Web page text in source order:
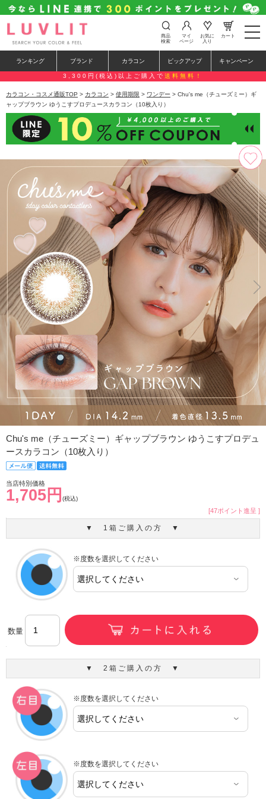
t
o
e
n
a
a
i
o
n
商品
検索
マイ
ページ
お気に
入り
カート
ランキング ブランド カラコン ピックアップ キャンペーン
3,300円(税込)以上ご購入で 送料無料！
カラコン・コスメ通販TOP > カラコン > 使用期限 > ワンデー > Chu's me（チューズミー）ギ
ャップブラウン ゆうこすプロデュースカラコン（10枚入り）
Chu's me（チューズミー）ギャップブラウン ゆうこすプロデュ
ースカラコン（10枚入り）
当店特別価格
1,705円 (税込)
[47ポイント進呈 ]
▼ 1箱ご購入の方 ▼
※度数を選択してください
数量
▼ 2箱ご購入の方 ▼
※度数を選択してください
※度数を選択してください